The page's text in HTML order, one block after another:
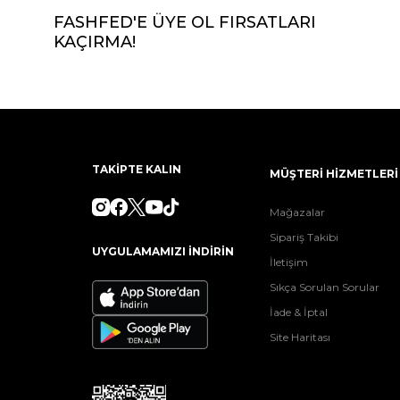
FASHFED'E ÜYE OL FIRSATLARI
KAÇIRMA!
TAKİPTE KALIN
UYGULAMAMIZI İNDİRİN
MÜŞTERİ HİZMETLERİ
Mağazalar
Sipariş Takibi
İletişim
Sıkça Sorulan Sorular
İade & İptal
Site Haritası